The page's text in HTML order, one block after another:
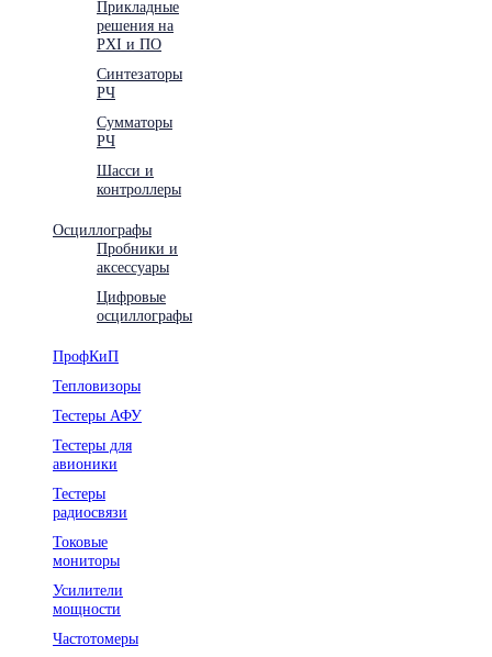
Прикладные
решения на
PXI и ПО
Синтезаторы
РЧ
Сумматоры
РЧ
Шасси и
контроллеры
Осциллографы
Пробники и
аксессуары
Цифровые
осциллографы
ПрофКиП
Тепловизоры
Тестеры АФУ
Тестеры для
авионики
Тестеры
радиосвязи
Токовые
мониторы
Усилители
мощности
Частотомеры